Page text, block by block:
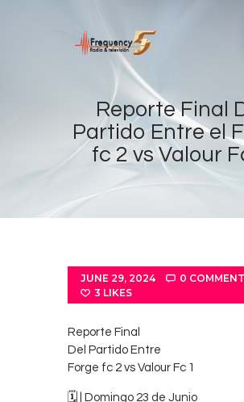
Reporte Final
Partido Entre el
fc 2 vs Valour
Home
Radios
Sports
News
Store
Contacts
JUNE 29, 2024 0
3 LIKES
Reporte Final
Del Partido Entre
Forge fc 2 vs Valour Fc 1
🗓️ | Domingo 23 de Junio